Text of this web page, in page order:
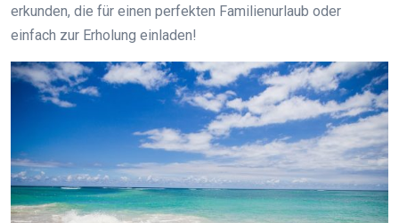
erkunden, die für einen perfekten Familienurlaub oder
einfach zur Erholung einladen!